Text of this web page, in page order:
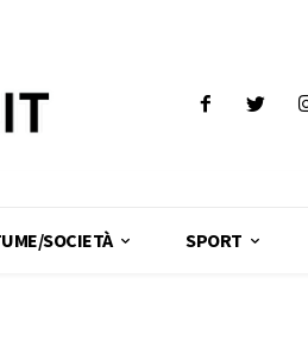
SOCIETÀ SPORT